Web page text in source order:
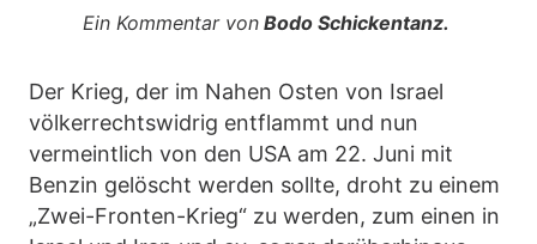
Ein Kommentar von Bodo Schickentanz.
Der Krieg, der im Nahen Osten von Israel
völkerrechtswidrig entflammt und nun
vermeintlich von den USA am 22. Juni mit
Benzin gelöscht werden sollte, droht zu einem
„Zwei-Fronten-Krieg“ zu werden, zum einen in